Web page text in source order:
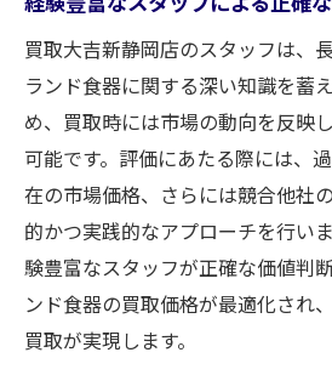
買取大吉新静岡店のスタッフは、
ランド食器に関する深い知識を蓄
め、買取時には市場の動向を反映
可能です。評価にあたる際には、
在の市場価格、さらには競合他社
的かつ実践的なアプローチを行い
験豊富なスタッフが正確な価値判
ンド食器の買取価格が最適化され
買取が実現します。